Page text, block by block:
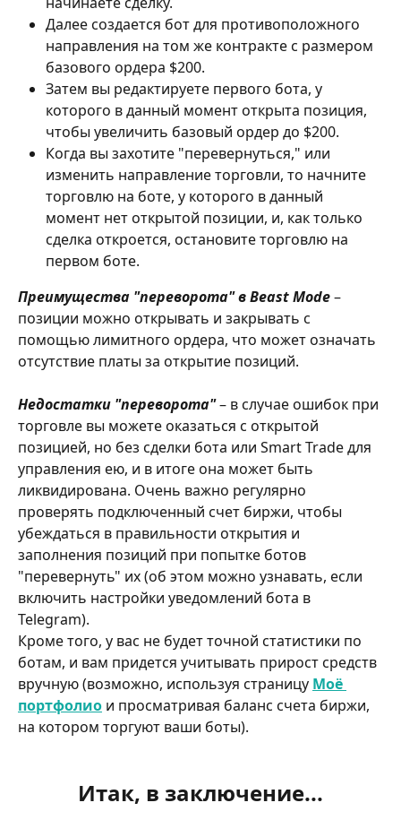
Далее создается бот для противоположного
направления на том же контракте с размером
базового ордера $200.
Затем вы редактируете первого бота, у
которого в данный момент открыта позиция,
чтобы увеличить базовый ордер до $200.
Когда вы захотите "перевернуться," или
изменить направление торговли, то начните
торговлю на боте, у которого в данный
момент нет открытой позиции, и, как только
сделка откроется, остановите торговлю на
первом боте.
Преимущества "переворота" в Beast Mode –
позиции можно открывать и закрывать с
помощью лимитного ордера, что может означать
отсутствие платы за открытие позиций.
Недостатки "переворота" – в случае ошибок при
торговле вы можете оказаться с открытой
позицией, но без сделки бота или Smart Trade для
управления ею, и в итоге она может быть
ликвидирована. Очень важно регулярно
проверять подключенный счет биржи, чтобы
убеждаться в правильности открытия и
заполнения позиций при попытке ботов
"перевернуть" их (об этом можно узнавать, если
включить настройки уведомлений бота в
Telegram).
Кроме того, у вас не будет точной статистики по
ботам, и вам придется учитывать прирост средств
вручную (возможно, используя страницу Моё
портфолио и просматривая баланс счета биржи,
на котором торгуют ваши боты).
Итак, в заключение...